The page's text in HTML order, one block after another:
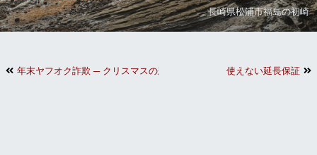
マスコミ
長崎県松浦市福島の初崎
年末ヤフオク詐欺 ─ クリスマスの悲劇 使えない延長保証